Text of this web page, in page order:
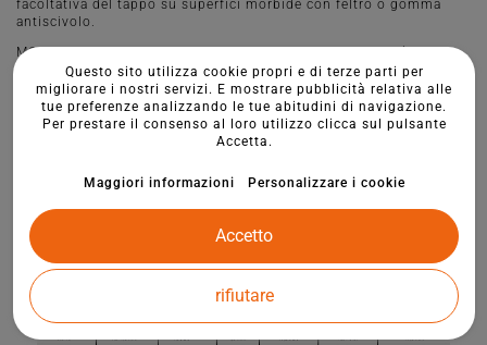
facoltativa del tappo su superfici morbide con feltro o gomma
antiscivolo.
MONTAGGIO E USO: Grazie alle tre lamelle, il montaggio è
semplice e stabile senza l'uso di adesivi, è sufficiente premere o
colpire per inserirlo. Sono ideali per strutture di profili in acciaio,
alluminio e plastica, sistemi di recinzione, macchinari,
attrezzature, mobili, attrezzature da parco giochi e altri elementi
Questo sito utilizza cookie propri e di terze parti per
migliorare i nostri servizi. E mostrare pubblicità relativa alle
tue preferenze analizzando le tue abitudini di navigazione.
Per prestare il consenso al loro utilizzo clicca sul pulsante
Accetta.
Maggiori informazioni Personalizzare i cookie
rifiutare
Accetto